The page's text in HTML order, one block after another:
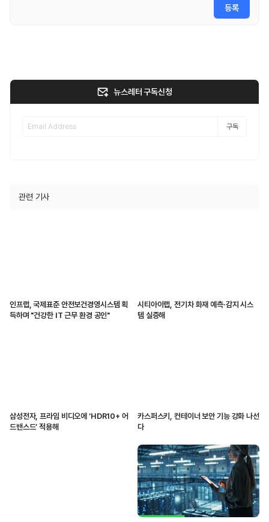
등록
뉴스레터 구독신청
구독
관련 기사
인프랩, 국제표준 안전보건경영시스템 획
득하며 "건강한 IT 근무 환경 공인"
시티아이랩, 전기차 화재 예측·감지 시스
템 실증해
삼성전자, 프라임 비디오에 ‘HDR10+ 어
드밴스드’ 적용해
카스퍼스키, 컨테이너 보안 기능 강화 나선
다